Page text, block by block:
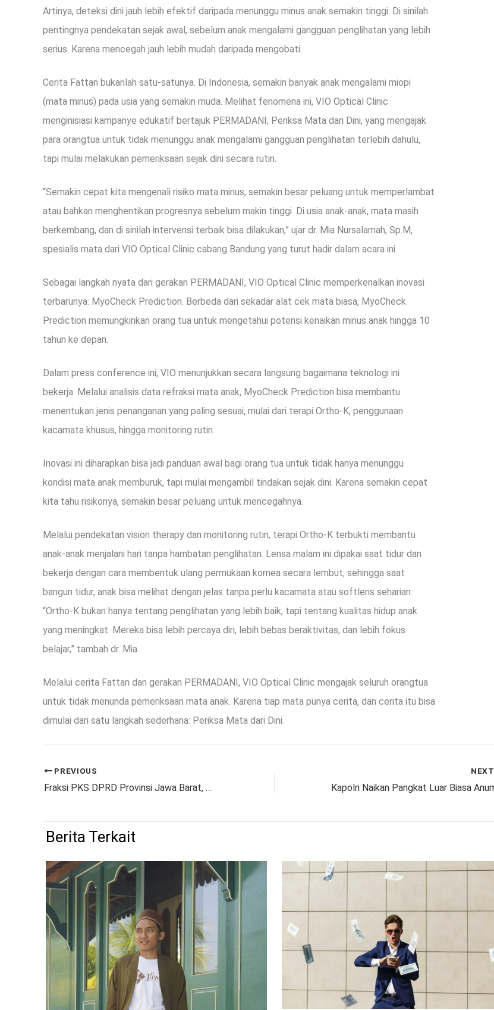
Artinya, deteksi dini jauh lebih efektif daripada menunggu minus anak semakin tinggi. Di sinilah
pentingnya pendekatan sejak awal, sebelum anak mengalami gangguan penglihatan yang lebih
serius. Karena mencegah jauh lebih mudah daripada mengobati.
Cerita Fattan bukanlah satu-satunya. Di Indonesia, semakin banyak anak mengalami miopi
(mata minus) pada usia yang semakin muda. Melihat fenomena ini, VIO Optical Clinic
menginisiasi kampanye edukatif bertajuk PERMADANI; Periksa Mata dari Dini, yang mengajak
para orangtua untuk tidak menunggu anak mengalami gangguan penglihatan terlebih dahulu,
tapi mulai melakukan pemeriksaan sejak dini secara rutin.
“Semakin cepat kita mengenali risiko mata minus, semakin besar peluang untuk memperlambat
atau bahkan menghentikan progresnya sebelum makin tinggi. Di usia anak-anak, mata masih
berkembang, dan di sinilah intervensi terbaik bisa dilakukan,” ujar dr. Mia Nursalamah, Sp.M,
spesialis mata dari VIO Optical Clinic cabang Bandung yang turut hadir dalam acara ini.
Sebagai langkah nyata dari gerakan PERMADANI, VIO Optical Clinic memperkenalkan inovasi
terbarunya: MyoCheck Prediction. Berbeda dari sekadar alat cek mata biasa, MyoCheck
Prediction memungkinkan orang tua untuk mengetahui potensi kenaikan minus anak hingga 10
tahun ke depan.
Dalam press conference ini, VIO menunjukkan secara langsung bagaimana teknologi ini
bekerja. Melalui analisis data refraksi mata anak, MyoCheck Prediction bisa membantu
menentukan jenis penanganan yang paling sesuai, mulai dari terapi Ortho-K, penggunaan
kacamata khusus, hingga monitoring rutin.
Inovasi ini diharapkan bisa jadi panduan awal bagi orang tua untuk tidak hanya menunggu
kondisi mata anak memburuk, tapi mulai mengambil tindakan sejak dini. Karena semakin cepat
kita tahu risikonya, semakin besar peluang untuk mencegahnya.
Melalui pendekatan vision therapy dan monitoring rutin, terapi Ortho-K terbukti membantu
anak-anak menjalani hari tanpa hambatan penglihatan. Lensa malam ini dipakai saat tidur dan
bekerja dengan cara membentuk ulang permukaan kornea secara lembut, sehingga saat
bangun tidur, anak bisa melihat dengan jelas tanpa perlu kacamata atau softlens seharian.
“Ortho-K bukan hanya tentang penglihatan yang lebih baik, tapi tentang kualitas hidup anak
yang meningkat. Mereka bisa lebih percaya diri, lebih bebas beraktivitas, dan lebih fokus
belajar,” tambah dr. Mia.
Melalui cerita Fattan dan gerakan PERMADANI, VIO Optical Clinic mengajak seluruh orangtua
untuk tidak menunda pemeriksaan mata anak. Karena tiap mata punya cerita, dan cerita itu bisa
dimulai dari satu langkah sederhana: Periksa Mata dari Dini.
PREVIOUS
Fraksi PKS DPRD Provinsi Jawa Barat, Mendesak Pihak Terkait Usut Tuntas Tragedi Garut Renggut 3 Korban Jiwa
NEXT
Berita Terkait